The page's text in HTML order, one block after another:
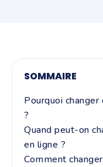
SOMMAIRE
Pourquoi
?
Quand peut-on
en ligne ?
Comment